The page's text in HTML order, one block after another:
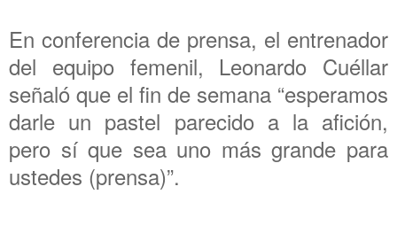
En conferencia de prensa, el entrenador
del equipo femenil, Leonardo Cuéllar
señaló que el fin de semana “esperamos
darle un pastel parecido a la afición,
pero sí que sea uno más grande para
ustedes (prensa)”.